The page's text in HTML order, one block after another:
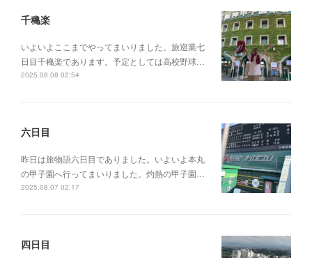
千穐楽
いよいよここまでやってまいりました。旅巡業七
日目千穐楽であります。予定としては高校野球…
2025.08.08 02:54
六日目
昨日は旅物語六日目でありました。いよいよ本丸
の甲子園へ行ってまいりました。灼熱の甲子園…
2025.08.07 02:17
四日目